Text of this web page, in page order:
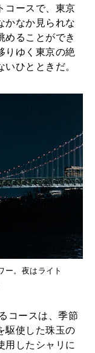
コースで、東京
かなか見られな
めることができ
りゆく東京の絶
ひとときだ。
ー。夜はライト
コースは、季節
駆使した珠玉の
用したシャリに